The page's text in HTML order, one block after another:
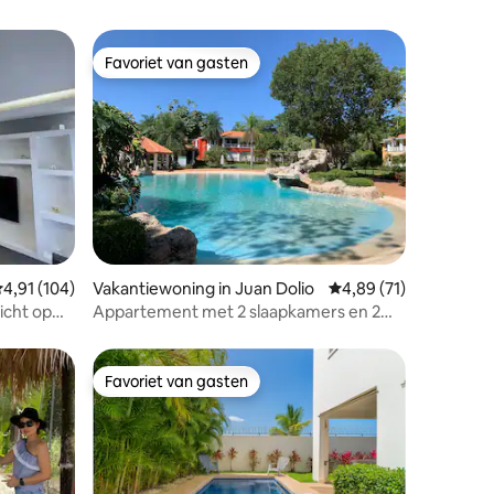
beoordeling van 4,91 op 5, 104 recensies
4,91 (104)
op
Favoriet van gasten
Favoriet van gasten
Vakantiewoning in Juan Dolio Gemiddelde
4,89 (71)
Appartement met 2 slaapkamers en 2
Favoriet van gasten
Favoriet van gasten